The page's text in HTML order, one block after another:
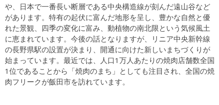
や、日本で一番長い断層である中央構造線が刻んだ遠山谷など
があります。特有の起伏に富んだ地形を呈し、豊かな自然と優
れた景観、四季の変化に富み、動植物の南北限という気候風土
に恵まれています。今後の話となりますが、リニア中央新幹線
の長野県駅の設置が決まり、開通に向けた新しいまちづくりが
始まっています。最近では、人口1万人あたりの焼肉店舗数全国
1位であることから「焼肉のまち」としても注目され、全国の焼
肉フリークが飯田市を訪れています。